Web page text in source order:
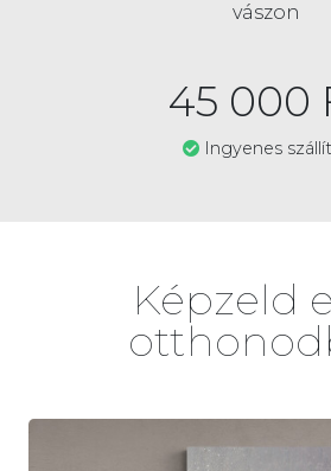
vászon
45 000
Ingyenes
Képzeld